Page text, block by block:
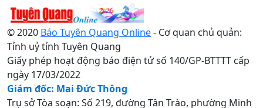
© 2020 Báo Tuyên Quang Online- Cơ quan chủ quản:
Tỉnh uỷ tỉnh Tuyên Quang
Giấy phép hoạt động báo điện tử số 140/GP-BTTTT cấp
ngày 17/03/2022
Giám đốc: Mai Đức Thông
Trụ sở Tòa soạn: Số 219, đường Tân Trào, phường Minh